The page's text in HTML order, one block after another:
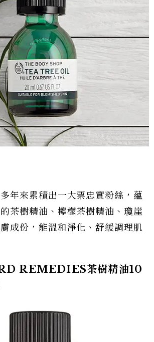
年來累積出一大票忠實粉絲，蘊
茶樹精油、檸檬茶樹精油、瓊崖
成份，能溫和淨化、舒緩調理肌
REMEDIES茶樹精油10